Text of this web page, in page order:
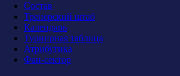
Состав
Тренерский штаб
Календарь
Турнирная таблица
Атрибутика
Фан-сектор